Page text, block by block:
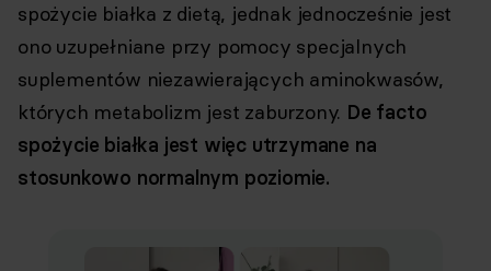
spożycie białka z dietą, jednak jednocześnie jest
ono uzupełniane przy pomocy specjalnych
suplementów niezawierających aminokwasów,
których metabolizm jest zaburzony. De facto
spożycie białka jest więc utrzymane na
stosunkowo normalnym poziomie.